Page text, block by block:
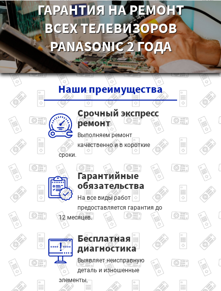
ГАРАНТИЯ НА РЕМОНТ
ВСЕХ ТЕЛЕВИЗОРОВ
PANASONIC 2 ГОДА
Нашипреимущества
Срочный экспресс
ремонт
Выполняем ремонт
качественно и в короткие
сроки.
Гарантийные
обязательства
На все виды работ
предоставляется гарантия до
12 месяцев.
Бесплатная
диагностика
Выявляет неисправную
деталь и изношенные
элементы.